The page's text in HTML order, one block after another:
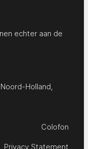
echter aan de
Noord-Holland
Colofon
Privacy Statement